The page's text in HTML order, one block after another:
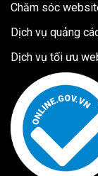
Chăm sóc
Dịch vụ quảng
Dịch vụ tối ưu